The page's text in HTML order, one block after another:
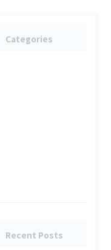
Categories
Recent Posts